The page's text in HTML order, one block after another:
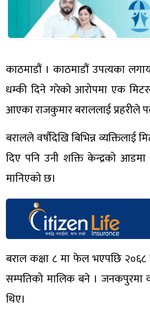
काठमाडौं । काठमाडौं उपत्यका
धम्की दिने गरेको आरोपमा एक
आएका राजकुमार बराललाई प्रहरीले
बरालले वर्षौदेखि बिभिन्न
दिए पनि उनी शक्ति केन्द्रको
मानिएको छ।
बराल कक्षा ८ मा फेल भएपछि २०६८
सम्पतिको मालिक बने । जनकपुरमा
थिए।